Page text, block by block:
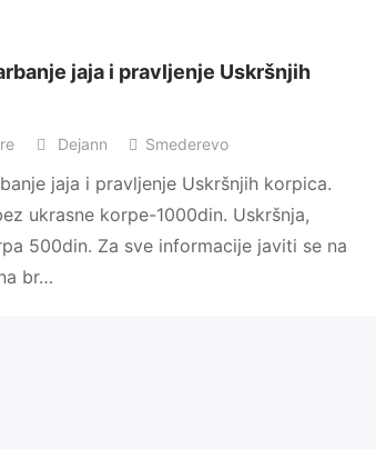
jaja i pravljenje Uskršnjih
Dejann Smederevo
jaja i pravljenje Uskršnjih korpica.
ukrasne korpe-1000din. Uskršnja,
500din. Za sve informacije javiti se na
br…